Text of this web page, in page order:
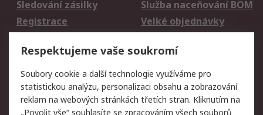
Sledování zásilky
Služba naceňování BOM
Registrace
Velké objednávky
Právní
Autorská práva
Obchodní podmínky
společnosti RS
Respektujeme vaše soukromí
Soubory cookie a další technologie využíváme pro
statistickou analýzu, personalizaci obsahu a zobrazování
reklam na webových stránkách třetích stran. Kliknutím na
„Povolit vše“ souhlasíte se zpracováním všech souborů